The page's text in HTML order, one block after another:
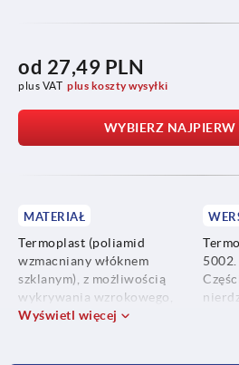
od 27,49 PLN
plus VAT plus koszty wysyłki
WYBIERZ
MATERIAŁ
Termoplast (poliamid
wzmacniany włóknem
szklanym), z możliwością
wykrywania wzrokowego,
zgodność z UE10/2011 i FDA.
5002.
Wyświetl więcej